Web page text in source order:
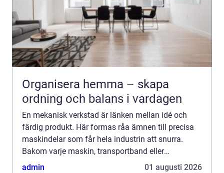
Organisera hemma – skapa
ordning och balans i vardagen
En mekanisk verkstad är länken mellan idé och
färdig produkt. Här formas råa ämnen till precisa
maskindelar som får hela industrin att snurra.
Bakom varje maskin, transportband eller
produktionslina finns någon som har ritat,
admin 01 augusti 2026